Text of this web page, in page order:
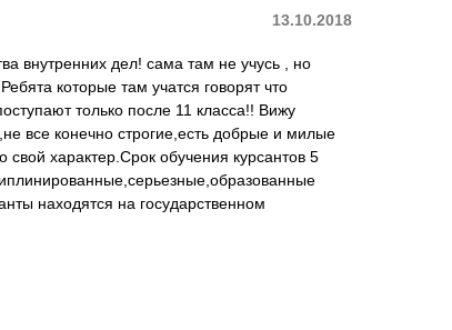
13.10.2018
внутренних дел! сама там не учусь , но
которые там учатся говорят что
только после 11 класса!! Вижу
все конечно строгие,есть добрые и милые
свой характер.Срок обучения курсантов 5
находятся на государственном